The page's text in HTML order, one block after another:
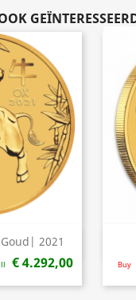
2021
€ 4.292,00 Buy